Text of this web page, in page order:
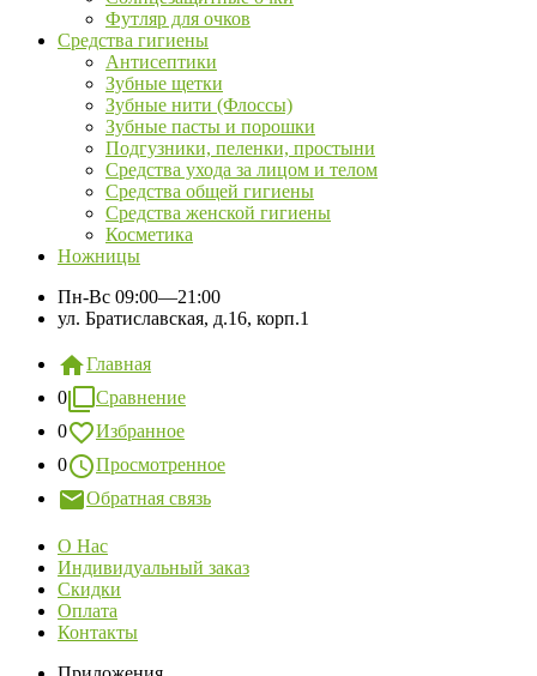
Футляр для очков
Средства гигиены
Антисептики
Зубные щетки
Зубные нити (Флоссы)
Зубные пасты и порошки
Подгузники, пеленки, простыни
Средства ухода за лицом и телом
Средства общей гигиены
Средства женской гигиены
Косметика
Ножницы
Пн-Вс 09:00—21:00
ул. Братиславская, д.16, корп.1
Главная
0
Сравнение
0
Избранное
0
Просмотренное
Обратная связь
О Нас
Индивидуальный заказ
Скидки
Оплата
Контакты